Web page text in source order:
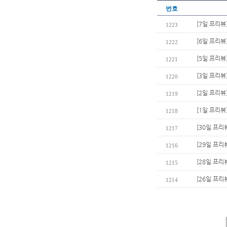
번호
1223 [7일 프리
1222 [6일 프리
1221 [5일 프리
1220 [3일 프리
1219 [2일 프리
1218 [1일 프리
1217 [30일 프리
1216 [29일 프리
1215 [28일 프리
1214 [26일 프리